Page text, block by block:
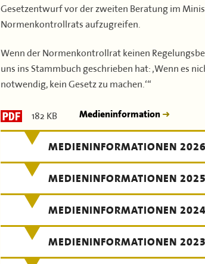
Gesetzentwurf vor der zweiten Beratung im
Normenkontrollrats aufzugreifen.
Wenn der Normenkontrollrat keinen
uns ins Stammbuch geschrieben hat: ‚Wenn es
notwendig, kein Gesetz zu machen.‘“
182 KB Medieninformation
MEDIENINFORMATIONEN 2026
MEDIENINFORMATIONEN 2025
MEDIENINFORMATIONEN 2024
MEDIENINFORMATIONEN 2023